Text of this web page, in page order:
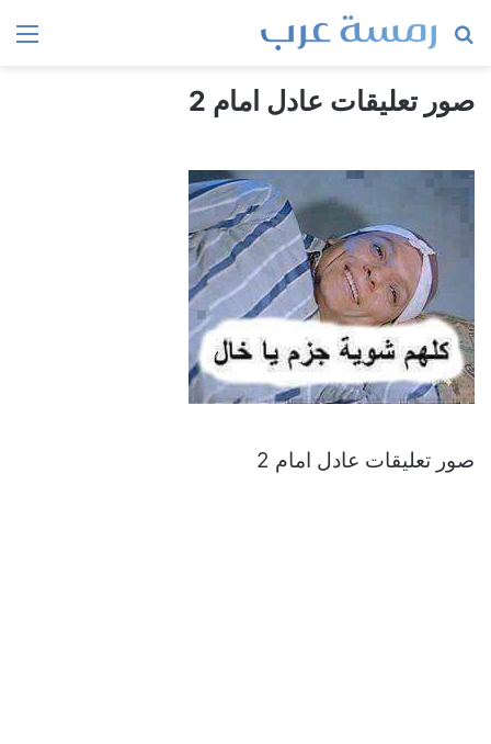
بحث
صور تعليقات عادل امام 2
صور تعليقات عادل امام 2